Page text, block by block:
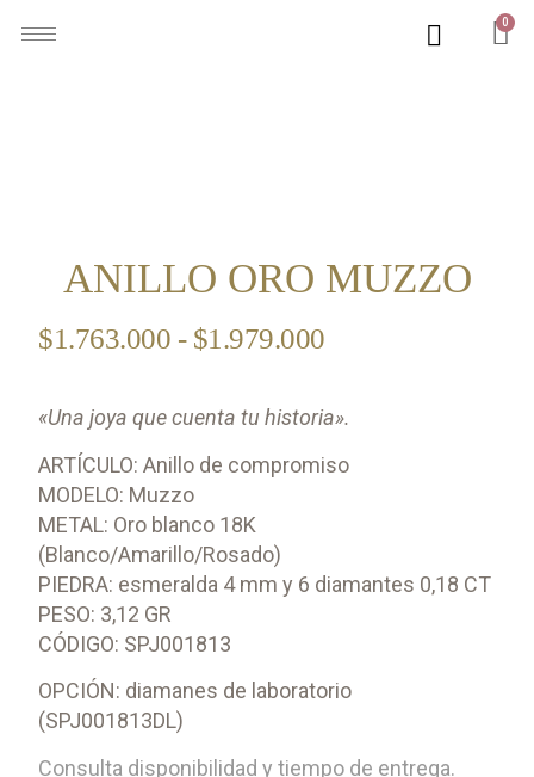
0
ANILLO ORO MUZZO
$1.763.000 - $1.979.000
«Una joya que cuenta tu historia».
ARTÍCULO: Anillo de compromiso
MODELO: Muzzo
METAL: Oro blanco 18K
(Blanco/Amarillo/Rosado)
PIEDRA: esmeralda 4 mm y 6 diamantes 0,18 CT
PESO: 3,12 GR
CÓDIGO: SPJ001813
OPCIÓN: diamanes de laboratorio
(SPJ001813DL)
Consulta disponibilidad y tiempo de entrega.